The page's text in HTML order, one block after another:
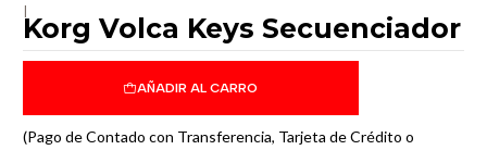
|
Korg Volca Keys Secuenciador
AÑADIR AL CARRO
(Pago de Contado con Transferencia, Tarjeta de Crédito o